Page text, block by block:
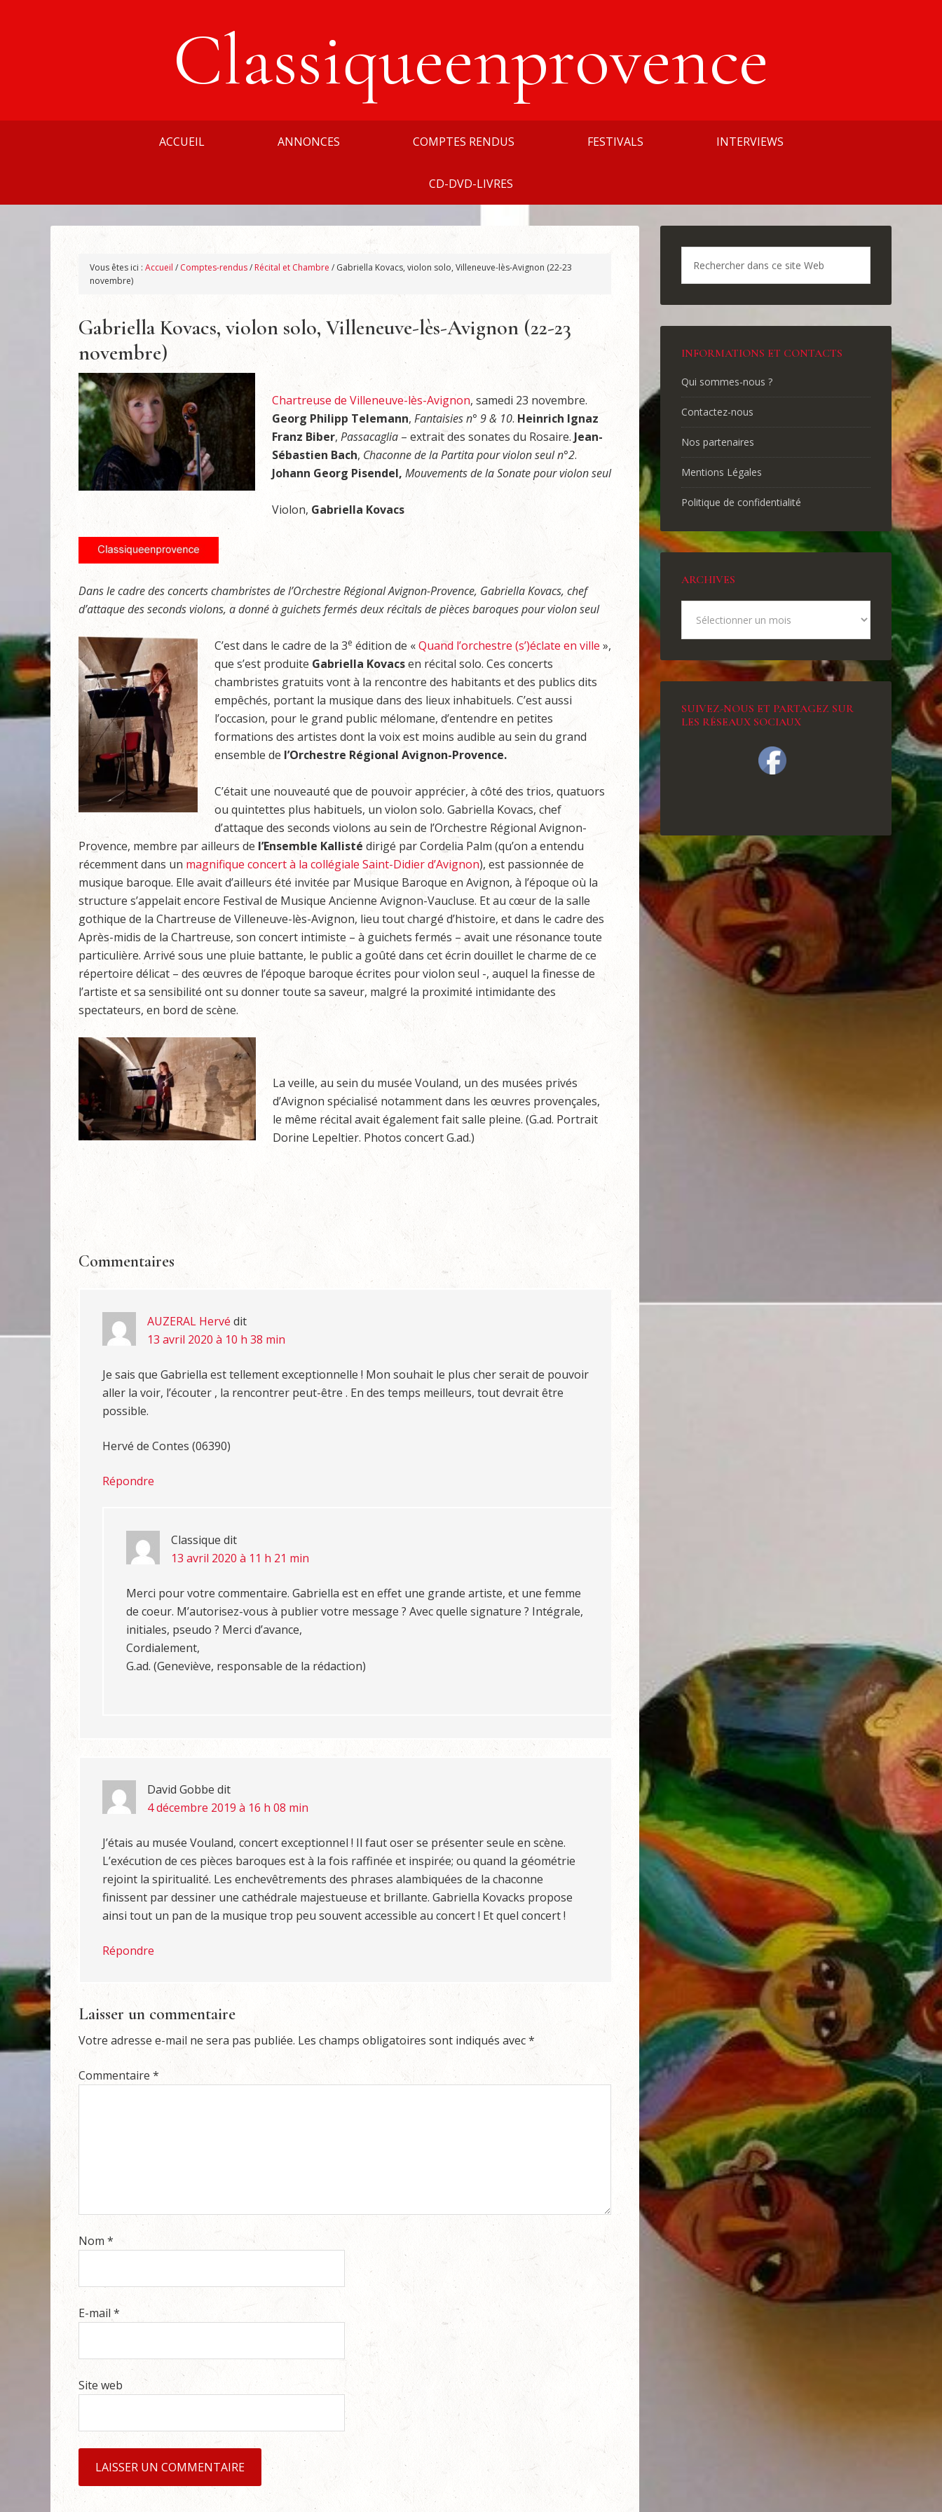
Classiqueenprovence
ACCUEIL ANNONCES COMPTES RENDUS FESTIVALS INTERVIEWS
CD-DVD-LIVRES
Vous êtes ici : Accueil / Comptes-rendus/ Récital et Chambre / Gabriella Kovacs, violon solo, Villeneuve-lès-Avignon (22-23
novembre)
Gabriella Kovacs, violon solo, Villeneuve-lès-Avignon (22-23
novembre)
Chartreuse de Villeneuve-lès-Avignon, samedi 23 novembre.
Georg Philipp Telemann, Fantaisies n° 9 & 10. Heinrich Ignaz
Franz Biber, Passacaglia – extrait des sonates du Rosaire. Jean-
Sébastien Bach, Chaconne de la Partita pour violon seul n°2.
Johann Georg Pisendel, Mouvements de la Sonate pour violon seul
Violon, Gabriella Kovacs
Dans le cadre des concerts chambristes de l’Orchestre Régional Avignon-Provence, Gabriella Kovacs, chef
d’attaque des seconds violons, a donné à guichets fermés deux récitals de pièces baroques pour violon seul
C’est dans le cadre de la 3e édition de «Quand l’orchestre (s’)éclate en ville »,
que s’est produite Gabriella Kovacsen récital solo. Ces concerts
chambristes gratuits vont à la rencontre des habitants et des publics dits
empêchés, portant la musique dans des lieux inhabituels. C’est aussi
l’occasion, pour le grand public mélomane, d’entendre en petites
formations des artistes dont la voix est moins audible au sein du grand
ensemble de l’Orchestre Régional Avignon-Provence.
C’était une nouveauté que de pouvoir apprécier, à côté des trios, quatuors
ou quintettes plus habituels, un violon solo. Gabriella Kovacs, chef
d’attaque des seconds violons au sein de l’Orchestre Régional Avignon-
Provence, membre par ailleurs de l’Ensemble Kallisté dirigé par Cordelia Palm (qu’on a entendu
récemment dans un magnifique concert à la collégiale Saint-Didier d’Avignon), est passionnée de
musique baroque. Elle avait d’ailleurs été invitée par Musique Baroque en Avignon, à l’époque où la
structure s’appelait encore Festival de Musique Ancienne Avignon-Vaucluse. Et au cœur de la salle
gothique de la Chartreuse de Villeneuve-lès-Avignon, lieu tout chargé d’histoire, et dans le cadre des
Après-midis de la Chartreuse, son concert intimiste – à guichets fermés – avait une résonance toute
particulière. Arrivé sous une pluie battante, le public a goûté dans cet écrin douillet le charme de ce
répertoire délicat – des œuvres de l’époque baroque écrites pour violon seul -, auquel la finesse de
l’artiste et sa sensibilité ont su donner toute sa saveur, malgré la proximité intimidante des
spectateurs, en bord de scène.
La veille, au sein du musée Vouland, un des musées privés
d’Avignon spécialisé notamment dans les œuvres provençales,
le même récital avait également fait salle pleine. (G.ad. Portrait
Dorine Lepeltier. Photos concert G.ad.)
Commentaires
AUZERAL Hervé dit
13 avril 2020 à 10 h 38 min
Je sais que Gabriella est tellement exceptionnelle ! Mon souhait le plus cher serait de pouvoir
aller la voir, l’écouter , la rencontrer peut-être . En des temps meilleurs, tout devrait être
possible.
Hervé de Contes (06390)
Répondre
Classique dit
13 avril 2020 à 11 h 21 min
Merci pour votre commentaire. Gabriella est en effet une grande artiste, et une femme
de coeur. M’autorisez-vous à publier votre message ? Avec quelle signature ? Intégrale,
initiales, pseudo ? Merci d’avance,
Cordialement,
G.ad. (Geneviève, responsable de la rédaction)
David Gobbe dit
4 décembre 2019 à 16 h 08 min
J’étais au musée Vouland, concert exceptionnel ! Il faut oser se présenter seule en scène.
L’exécution de ces pièces baroques est à la fois raffinée et inspirée; ou quand la géométrie
rejoint la spiritualité. Les enchevêtrements des phrases alambiquées de la chaconne
finissent par dessiner une cathédrale majestueuse et brillante. Gabriella Kovacks propose
ainsi tout un pan de la musique trop peu souvent accessible au concert ! Et quel concert !
Répondre
Laisser un commentaire
Votre adresse e-mail ne sera pas publiée. Les champs obligatoires sont indiqués avec*
Commentaire *
Nom *
E-mail *
Site web
INFORMATIONS ET CONTACTS
Qui sommes-nous ?
Contactez-nous
Nos partenaires
Mentions Légales
Politique de confidentialité
ARCHIVES
SUIVEZ-NOUS ET PARTAGEZ SUR
LES RÉSEAUX SOCIAUX